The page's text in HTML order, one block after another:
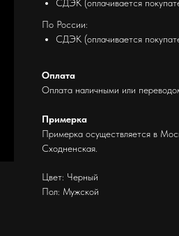
СДЭК (оплачивается
По России:
СДЭК (оплачивается
Оплата
Оплата наличными или
Примерка
Примерка осуществляется в
Сходненская.
Цвет: Черный
Пол: Мужской